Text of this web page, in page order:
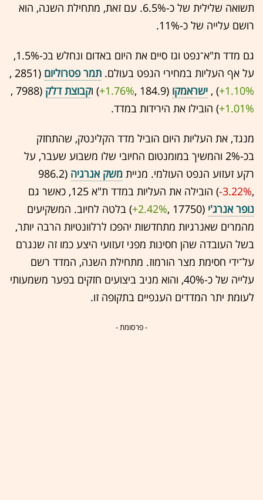
תשואה שלילית של כ-6.5%. עם זאת, מתחילת השנה, הוא
רושם עלייה של כ-11%.
גם מדד ת"א־נפט וגז סיים את היום באדום ונחלש בכ-1.5%,
על אף העליות במחירי הנפט בעולם. תמר פטרוליום (2851 ,‎
+1.10%
‏) , ישראמקו (184.9 ,‎
+1.76%‏) וקבוצת דלק (7988 ,‎
+1.01%‏) הובילו את הירידות במדד.
מנגד, את העליות היום הוביל מדד הקלינטק, שהתחזק
בכ-2% והמשיך במומנטום החיובי שלו משבוע שעבר, על
רקע זעזוע הנפט העולמי. מניית משק אנרגיה (986.2
,‎
-3.22%‏) הובילה את העליות במדד ת"א 125, כאשר גם
נופר אנרג'י (17750 ,‎
+2.42%‏) בלטה לחיוב. המשקיעים
מהמרים שאנרגיות מתחדשות יהפכו לרלוונטיות הרבה יותר,
בשל העובדה שהן חסינות מפני זעזועי היצע כמו זה שנגרם
על־ידי חסימת מצר הורמוז. מתחילת השנה, המדד רשם
עלייה של כ-40%, והוא מניב ביצועים חזקים בפער משמעותי
לעומת יתר המדדים הענפיים בתקופה זו.
- פרסומת -